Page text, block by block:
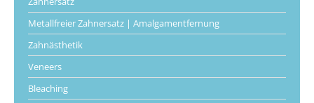
Metallfreier Zahnersatz | Amalgamentfernung
Zahnästhetik
Veneers
Bleaching